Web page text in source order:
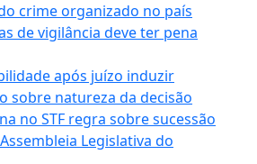
crime organizado no país
de vigilância deve ter pena
após juízo induzir
sobre natureza da decisão
no STF regra sobre sucessão
Legislativa do